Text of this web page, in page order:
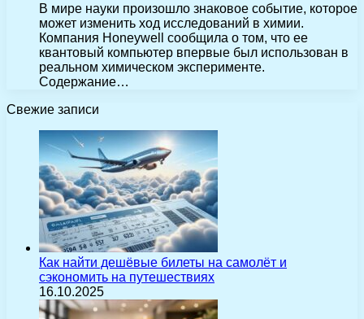
В мире науки произошло знаковое событие, которое
может изменить ход исследований в химии.
Компания Honeywell сообщила о том, что ее
квантовый компьютер впервые был использован в
реальном химическом эксперименте.
Содержание…
Свежие записи
Как найти дешёвые билеты на самолёт и
сэкономить на путешествиях
16.10.2025